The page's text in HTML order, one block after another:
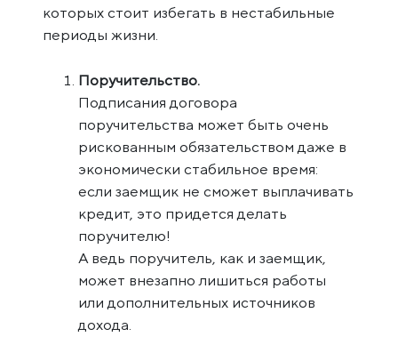
которых стоит избегать в нестабильные
периоды жизни.
Поручительство.
Подписания договора
поручительства может быть очень
рискованным обязательством даже в
экономически стабильное время:
если заемщик не сможет выплачивать
кредит, это придется делать
поручителю!
А ведь поручитель, как и заемщик,
может внезапно лишиться работы
или дополнительных источников
дохода.